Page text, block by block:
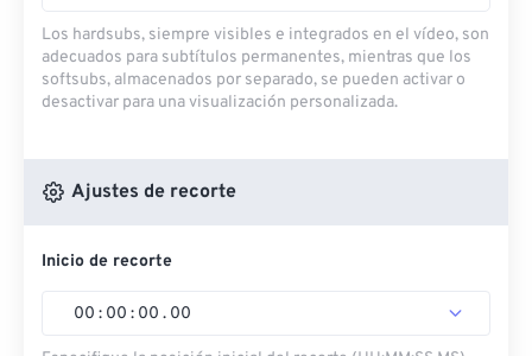
Los hardsubs, siempre visibles e integrados en el vídeo, son
adecuados para subtítulos permanentes, mientras que los
softsubs, almacenados por separado, se pueden activar o
desactivar para una visualización personalizada.
Ajustes de recorte
Inicio de recorte
00 : 00 : 00 . 00